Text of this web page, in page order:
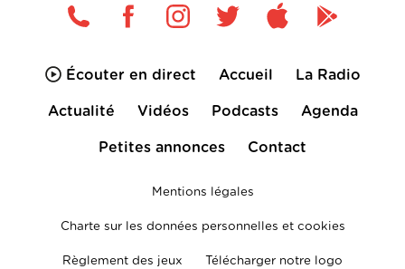
Écouter en direct Accueil La Radio
Actualité Vidéos Podcasts Agenda
Petites annonces Contact
Mentions légales
Charte sur les données personnelles et cookies
Règlement des jeux Télécharger notre logo